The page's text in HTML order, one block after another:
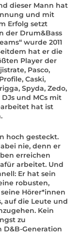
dieser Mann hat
und mit
Erfolg setzt
der Drum&Bass
wurde 2011
hat er die
Player der
Pasco,
Caski,
Spyda, Zedo,
und MCs mit
hat ist
hoch gesteckt.
nie, denn er
erreichen
arbeitet. Und
Er hat sein
robusten,
Hörer*innen
auf die Leute und
Kein
zu
Generation